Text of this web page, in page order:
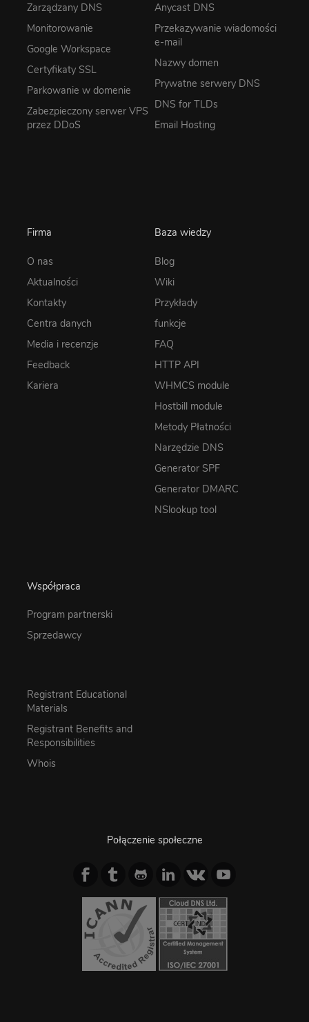
Zarządzany DNS
Monitorowanie
Google Workspace
Certyfikaty SSL
Parkowanie w domenie
Zabezpieczony serwer VPS
przez DDoS
Anycast DNS
Przekazywanie wiadomości
e-mail
Nazwy domen
Prywatne serwery DNS
DNS for TLDs
Email Hosting
Firma
O nas
Aktualności
Kontakty
Centra danych
Media i recenzje
Feedback
Kariera
Baza wiedzy
Blog
Wiki
Przykłady
funkcje
FAQ
HTTP API
WHMCS module
Hostbill module
Metody Płatności
Narzędzie DNS
Generator SPF
Generator DMARC
NSlookup tool
Współpraca
Program partnerski
Sprzedawcy
Registrant Educational
Materials
Registrant Benefits and
Responsibilities
Whois
Połączenie społeczne